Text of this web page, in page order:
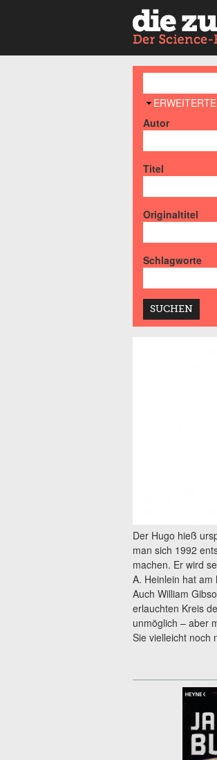
AUSBLENDEN
Autor
Titel
Originaltitel
Schlagworte
Der Hugo hieß
man sich 1992
machen. Er wird
A. Heinlein hat am
Auch William
erlauchten Kreis
unmöglich – aber
Sie vielleicht noch